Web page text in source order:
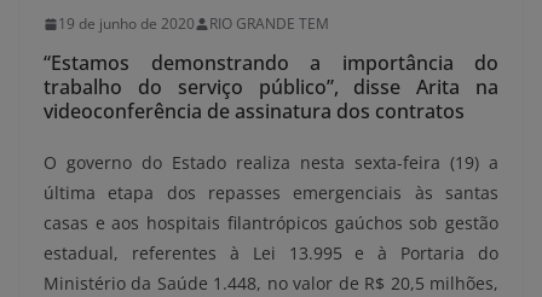
19 de junho de 2020 RIO GRANDE TEM
“Estamos demonstrando a importância do
trabalho do serviço público”, disse Arita na
videoconferência de assinatura dos contratos
O governo do Estado realiza nesta sexta-feira (19) a
última etapa dos repasses emergenciais às santas
casas e aos hospitais filantrópicos gaúchos sob gestão
estadual, referentes à Lei 13.995 e à Portaria do
Ministério da Saúde 1.448, no valor de R$ 20,5 milhões,